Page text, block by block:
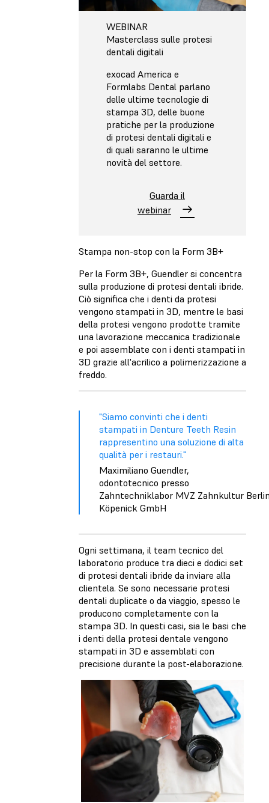
WEBINAR
Masterclass sulle protesi
dentali digitali
exocad America e
Formlabs Dental parlano
delle ultime tecnologie di
stampa 3D, delle buone
pratiche per la produzione
di protesi dentali digitali e
di quali saranno le ultime
novità del settore.
Guarda il
webinar
Stampa non-stop con la Form 3B+
Per la Form 3B+, Guendler si concentra
sulla produzione di protesi dentali ibride.
Ciò significa che i denti da protesi
vengono stampati in 3D, mentre le basi
della protesi vengono prodotte tramite
una lavorazione meccanica tradizionale
e poi assemblate con i denti stampati in
3D grazie all'acrilico a polimerizzazione a
freddo.
"Siamo convinti che i denti
stampati in Denture Teeth Resin
rappresentino una soluzione di alta
qualità per i restauri."
Maximiliano Guendler,
odontotecnico presso
Zahntechniklabor MVZ Zahnkultur
Köpenick GmbH
Ogni settimana, il team tecnico del
laboratorio produce tra dieci e dodici set
di protesi dentali ibride da inviare alla
clientela. Se sono necessarie protesi
dentali duplicate o da viaggio, spesso le
producono completamente con la
stampa 3D. In questi casi, sia le basi che
i denti della protesi dentale vengono
stampati in 3D e assemblati con
precisione durante la post-elaborazione.